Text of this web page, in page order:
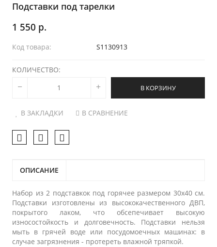
Подставки под тарелки
1 550 р.
Код товара: S1130913
КОЛИЧЕСТВО:
В КОРЗИНУ
В ЗАКЛАДКИ В СРАВНЕНИЕ
ОПИСАНИЕ
Набор из 2 подставкок под горячее размером 30х40 см.
Подставки изготовлены из высококачественного ДВП,
покрытого лаком, что обсепечивает высокую
износостойкость и долговечность. Подставки нельзя
мыть в грячей воде или посудомоечных машинах: в
случае загрязнения - протереть влажной тряпкой.